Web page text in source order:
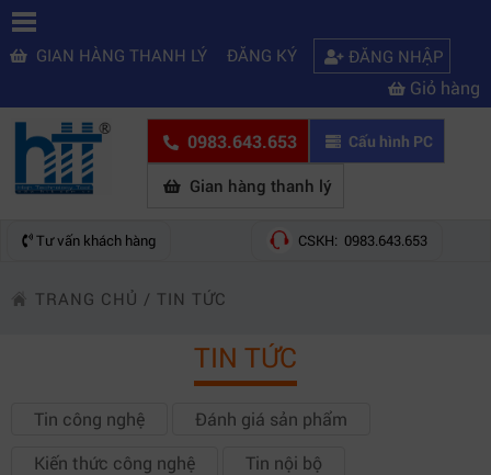
GIAN HÀNG THANH LÝ ĐĂNG KÝ ĐĂNG NHẬP
Giỏ hàng
0983.643.653 Cấu hình PC
Gian hàng thanh lý
Tư vấn khách hàng CSKH: 0983.643.653
TRANG CHỦ / TIN TỨC
TIN TỨC
Tin công nghệ
Đánh giá sản phẩm
Kiến thức công nghệ
Tin nội bộ